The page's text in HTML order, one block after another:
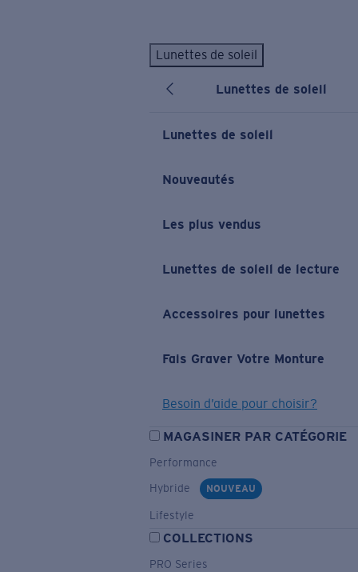
Lunettes de soleil
Lunettes de soleil
Lunettes de soleil
Nouveautés
Les plus vendus
Lunettes de soleil de lecture
Accessoires pour lunettes
Fais Graver Votre Monture
Besoin d’aide pour choisir?
MAGASINER PAR CATÉGORIE
Performance
Hybride
NOUVEAU
Lifestyle
COLLECTIONS
PRO Series
LES PLUS RECHERCHÉS
Lunettes de soleil personnalisées Nouveau